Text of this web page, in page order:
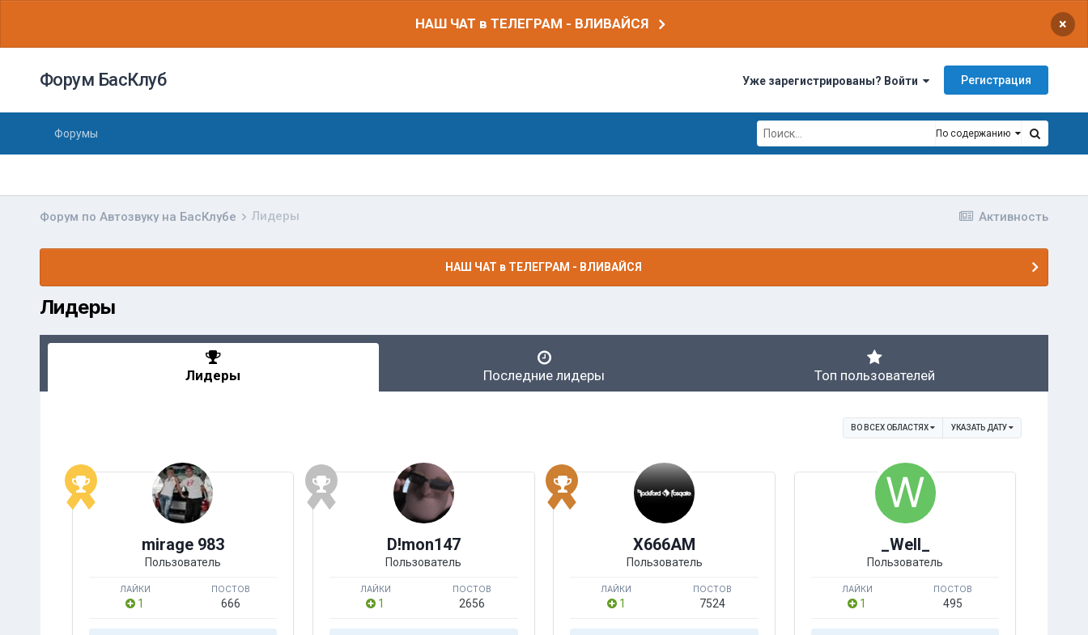
НАШ ЧАТ в ТЕЛЕГРАМ - ВЛИВАЙСЯ ×
Форум БасКлуб Уже зарегистрированы? Войти Регистрация
Форумы По содержанию
Активность
Форум по Автозвуку на БасКлубе Лидеры
НАШ ЧАТ в ТЕЛЕГРАМ - ВЛИВАЙСЯ
Лидеры
Лидеры Последние лидеры Топ пользователей
ВО ВСЕХ ОБЛАСТЯХ УКАЗАТЬ ДАТУ
mirage 983
Пользователь
ЛАЙКИ
1
ПОСТОВ
666
D!mon147
Пользователь
ЛАЙКИ
1
ПОСТОВ
2656
X666AM
Пользователь
ЛАЙКИ
1
ПОСТОВ
7524
_Well_
Пользователь
ЛАЙКИ
1
ПОСТОВ
495